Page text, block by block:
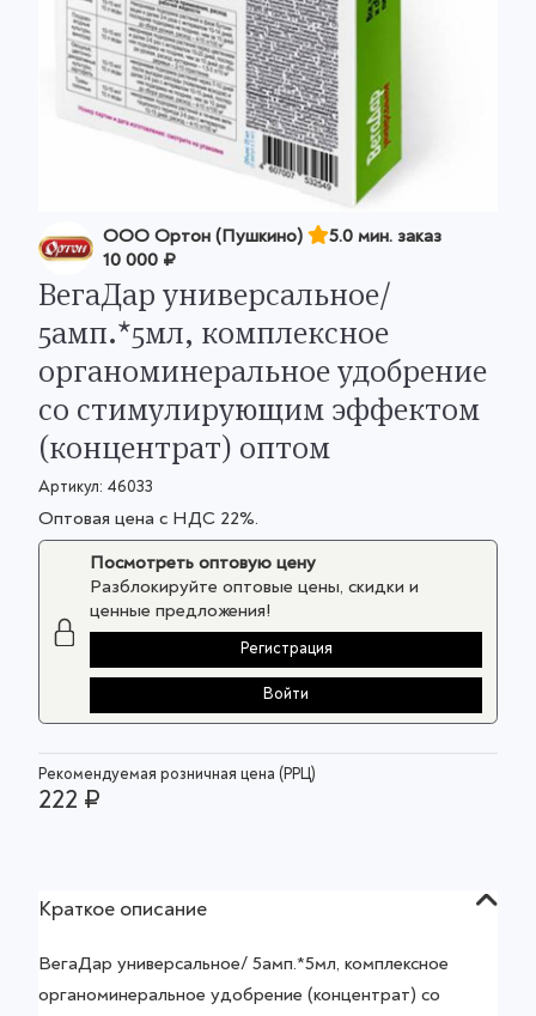
ООО Ортон (Пушкино)
5.0 мин. заказ
10 000 ₽
ВегаДар универсальное/
5амп.*5мл, комплексное
органоминеральное удобрение
со стимулирующим эффектом
(концентрат) оптом
Артикул: 46033
Оптовая цена с НДС 22%.
Посмотреть оптовую цену
Разблокируйте оптовые цены, скидки и
ценные предложения!
Регистрация
Войти
Рекомендуемая розничная цена (РРЦ)
222 ₽
Краткое описание
ВегаДар универсальное/ 5амп.*5мл, комплексное
органоминеральное удобрение (концентрат) со